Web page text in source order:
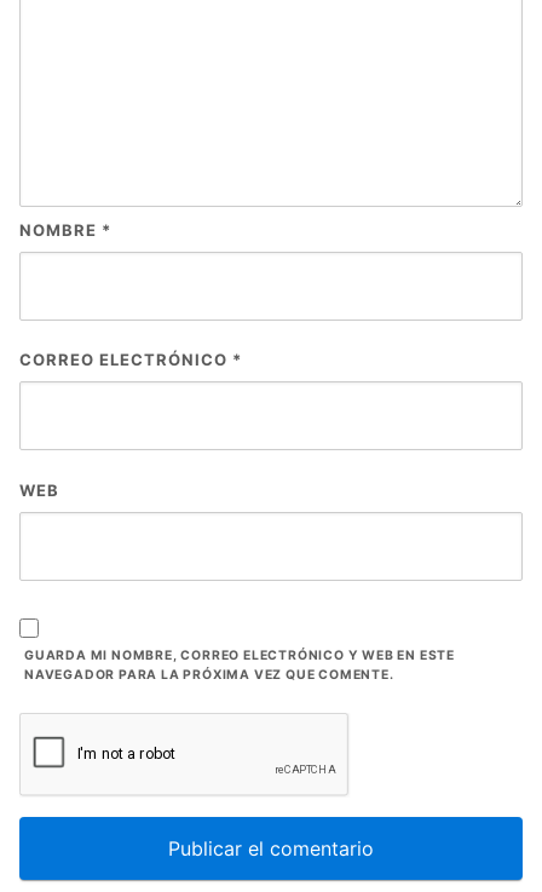
NOMBRE *
CORREO ELECTRÓNICO *
WEB
GUARDA MI NOMBRE, CORREO ELECTRÓNICO Y WEB EN ESTE
NAVEGADOR PARA LA PRÓXIMA VEZ QUE COMENTE.